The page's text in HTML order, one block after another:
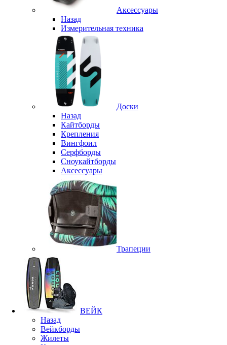
Аксессуары
Назад
Измерительная техника
Доски
Назад
Кайтборды
Крепления
Вингфоил
Серфборды
Сноукайтборды
Аксессуары
Трапеции
ВЕЙК
Назад
Вейкборды
Жилеты